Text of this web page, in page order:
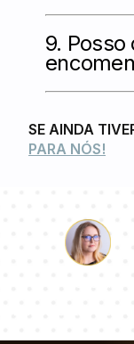
9.
SE AINDA
PARA NÓS!